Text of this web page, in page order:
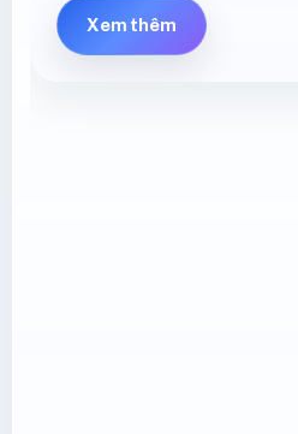
Xem thêm